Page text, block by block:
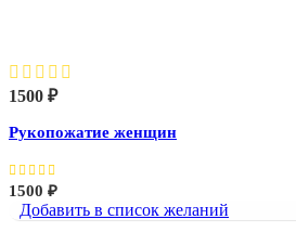
1500 ₽
Рукопожатие женщин
1500 ₽
Добавить в список желаний